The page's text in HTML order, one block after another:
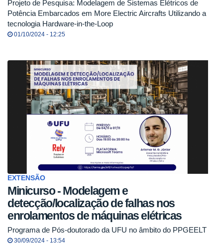
Projeto de Pesquisa: Modelagem de Sistemas Elétricos de
Potência Embarcados em More Electric Aircrafts Utilizando a
tecnologia Hardware-in-the-Loop
01/10/2024 - 12:25
EXTENSÃO
Minicurso - Modelagem e
detecção/localização de falhas nos
enrolamentos de máquinas elétricas
Programa de Pós-doutorado da UFU no âmbito do PPGEELT
30/09/2024 - 13:54